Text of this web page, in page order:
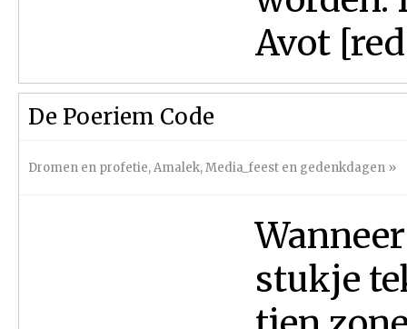
Avot
De Poeriem Code
Dromen en profetie,Amalek,Media_feest en gedenkdagen »
stukje